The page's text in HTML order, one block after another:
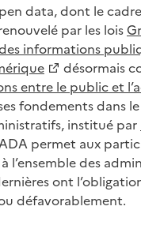
data, dont le
par les lois
informations
désormais
entre le public et
fondements dans
institué par
permet aux
l’ensemble des
ont
défavorablement.